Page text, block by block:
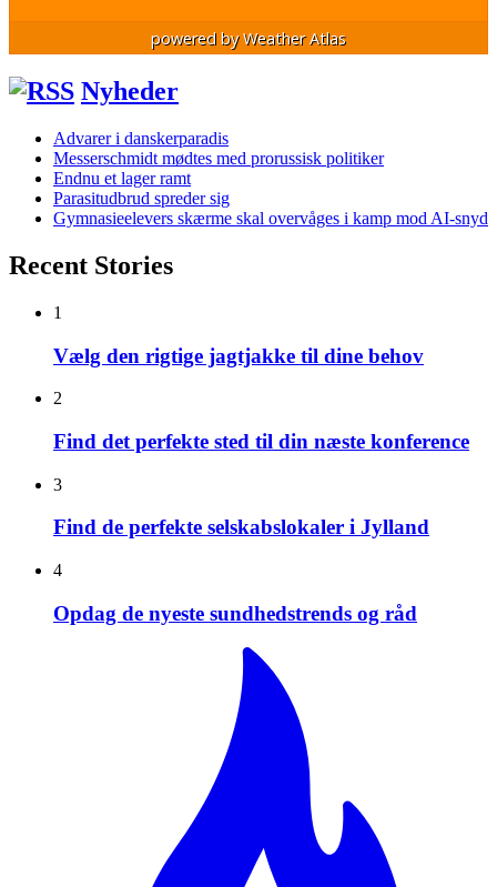
powered byWeather Atlas
Nyheder
Advarer i danskerparadis
Messerschmidt mødtes med prorussisk politiker
Endnu et lager ramt
Parasitudbrud spreder sig
Gymnasieelevers skærme skal overvåges i kamp mod AI-snyd
Recent Stories
1
Vælg den rigtige jagtjakke til dine behov
2
Find det perfekte sted til din næste konference
3
Find de perfekte selskabslokaler i Jylland
4
Opdag de nyeste sundhedstrends og råd